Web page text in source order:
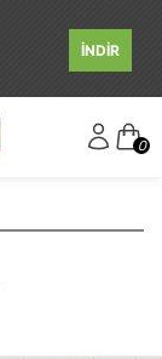
İNDİR
0